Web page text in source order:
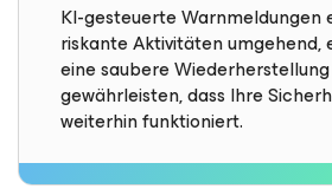
KI-gesteuerte Warnmeldungen
riskante Aktivitäten umgehend,
eine saubere
gewährleisten, dass Ihre
weiterhin funktioniert.